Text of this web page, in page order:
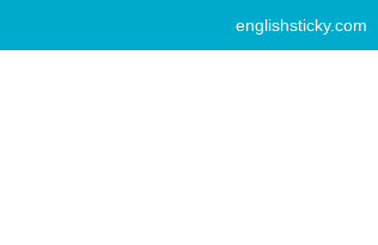
englishsticky.com